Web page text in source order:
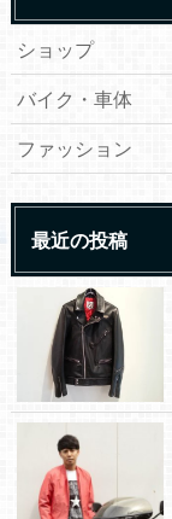
ショップ
バイク・車体
ファッション
最近の投稿